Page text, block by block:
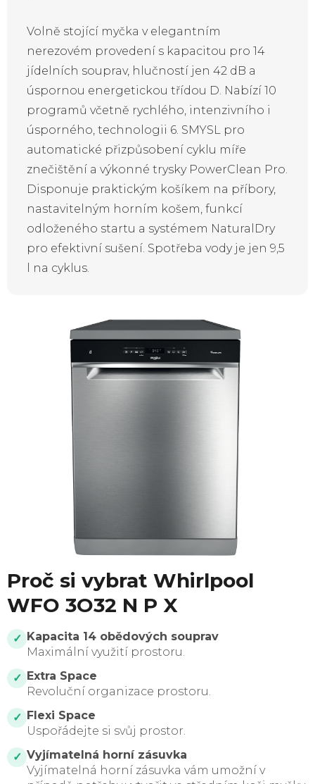
Volně stojící myčka v elegantním
nerezovém provedení s kapacitou pro 14
jídelních souprav, hlučností jen 42 dB a
úspornou energetickou třídou D. Nabízí 10
programů včetně rychlého, intenzivního i
úsporného, technologii 6. SMYSL pro
automatické přizpůsobení cyklu míře
znečištění a výkonné trysky PowerClean Pro.
Disponuje praktickým košíkem na příbory,
nastavitelným horním košem, funkcí
odloženého startu a systémem NaturalDry
pro efektivní sušení. Spotřeba vody je jen 9,5
l na cyklus.
Proč si vybrat Whirlpool
WFO 3O32 N P X
✓ Kapacita 14 obědových souprav
Maximální využití prostoru.
✓ Extra Space
Revoluční organizace prostoru.
✓ Flexi Space
Uspořádejte si svůj prostor.
✓ Vyjímatelná horní zásuvka
Vyjímatelná horní zásuvka vám umožní v